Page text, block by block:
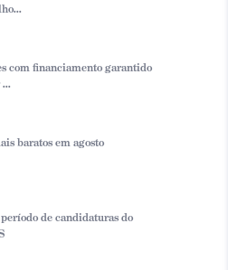
com financiamento garantido
baratos em agosto
de candidaturas do